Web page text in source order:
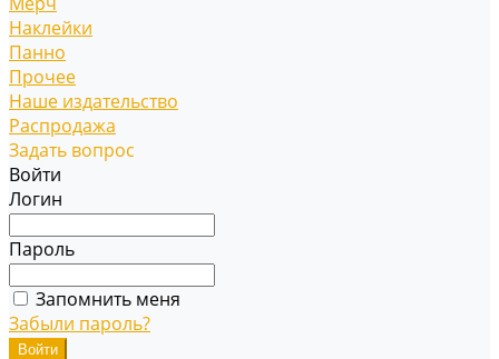
Наклейки
Панно
Прочее
Наше издательство
Распродажа
Задать вопрос
Войти
Логин
Пароль
Запомнить меня
Забыли пароль?